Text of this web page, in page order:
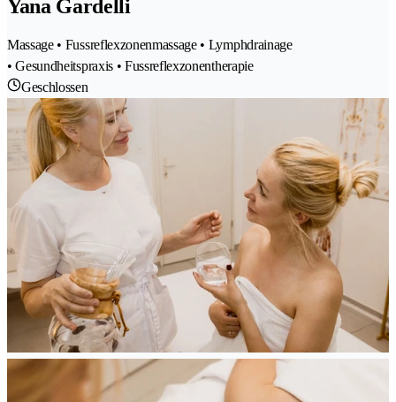
Yana Gardelli
Massage • Fussreflexzonenmassage • Lymphdrainage
• Gesundheitspraxis • Fussreflexzonentherapie
Geschlossen